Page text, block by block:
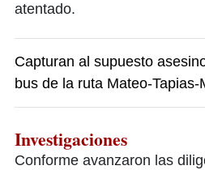
atentado.
Capturan al supuesto
bus de la ruta Mateo-Tapias-
Investigaciones
Conforme avanzaron las